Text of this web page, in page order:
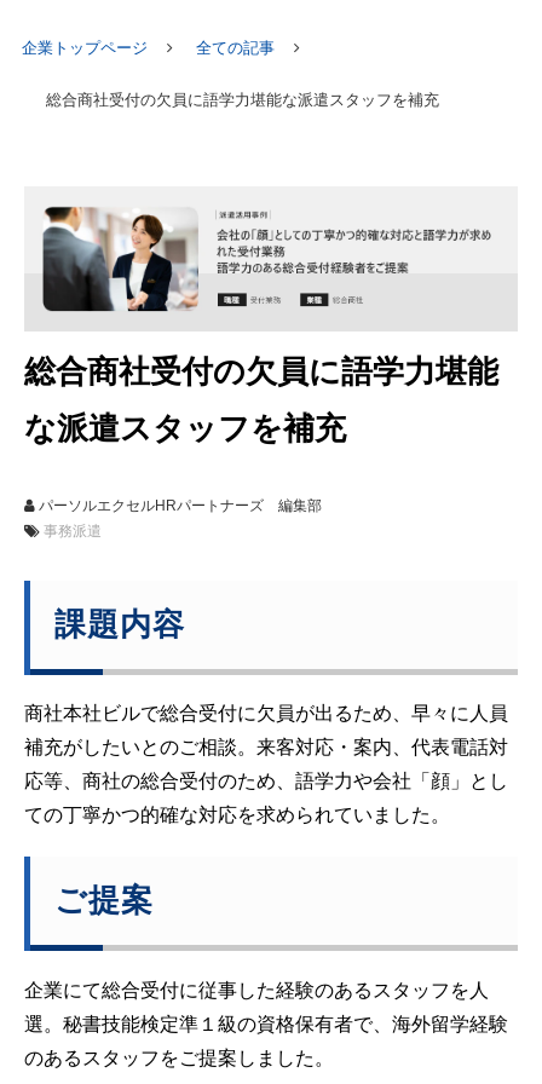
企業トップページ 全ての記事
総合商社受付の欠員に語学力堪能な派遣スタッフを補充
総合商社受付の欠員に語学力堪能
な派遣スタッフを補充
パーソルエクセルHRパートナーズ 編集部
事務派遣
課題内容
商社本社ビルで総合受付に欠員が出るため、早々に人員
補充がしたいとのご相談。来客対応・案内、代表電話対
応等、商社の総合受付のため、語学力や会社「顔」とし
ての丁寧かつ的確な対応を求められていました。
ご提案
企業にて総合受付に従事した経験のあるスタッフを人
選。秘書技能検定準１級の資格保有者で、海外留学経験
のあるスタッフをご提案しました。